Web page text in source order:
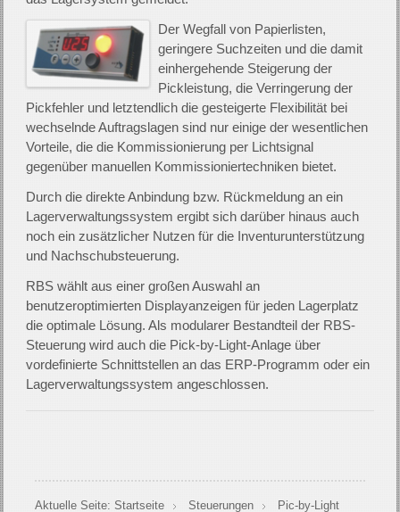
Der Wegfall von Papierlisten,
geringere Suchzeiten und die damit
einhergehende Steigerung der
Pickleistung, die Verringerung der
Pickfehler und letztendlich die gesteigerte Flexibilität bei
wechselnde Auftragslagen sind nur einige der wesentlichen
Vorteile, die die Kommissionierung per Lichtsignal
gegenüber manuellen Kommissioniertechniken bietet.
Durch die direkte Anbindung bzw. Rückmeldung an ein
Lagerverwaltungssystem ergibt sich darüber hinaus auch
noch ein zusätzlicher Nutzen für die Inventurunterstützung
und Nachschubsteuerung.
RBS wählt aus einer großen Auswahl an
benutzeroptimierten Displayanzeigen für jeden Lagerplatz
die optimale Lösung. Als modularer Bestandteil der RBS-
Steuerung wird auch die Pick-by-Light-Anlage über
vordefinierte Schnittstellen an das ERP-Programm oder ein
Lagerverwaltungssystem angeschlossen.
Aktuelle Seite: Startseite Steuerungen Pic-by-Light